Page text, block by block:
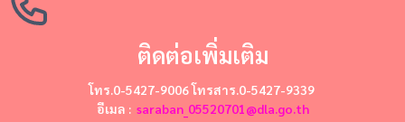
ติดต่อเพิ่มเติม
โทร.0-5427-9006 โทรสาร.0-5427-9339
อีเมล : saraban_05520701@dla.go.th